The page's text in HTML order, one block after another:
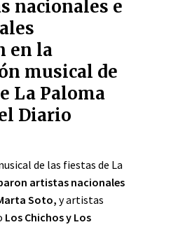
nacionales e
en la
musical de
La Paloma
Diario
de las fiestas de La
artistas nacionales
Soto, y artistas
Los Chichos y Los